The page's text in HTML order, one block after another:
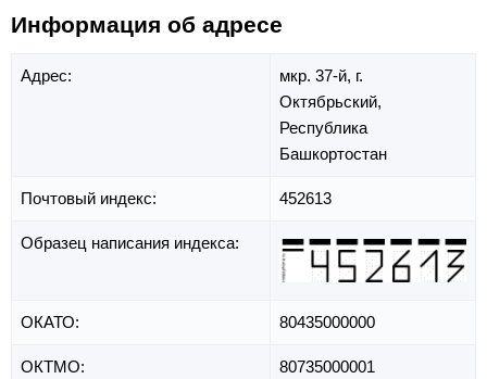
Информация об адресе
Адрес: мкр. 37-й, г.
Октябрьский,
Республика
Башкортостан
Почтовый индекс: 452613
Образец написания индекса:
ОКАТО: 80435000000
ОКТМО: 80735000001